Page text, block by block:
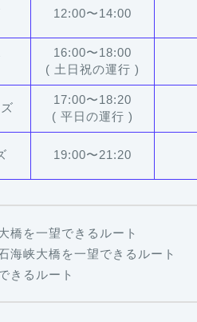
12:00〜14:00
16:00〜18:00
( 土日祝の運行 )
17:00〜18:20
( 平日の運行 )
19:00〜21:20
橋を一望できるルート
海峡大橋を一望できるルート
きるルート